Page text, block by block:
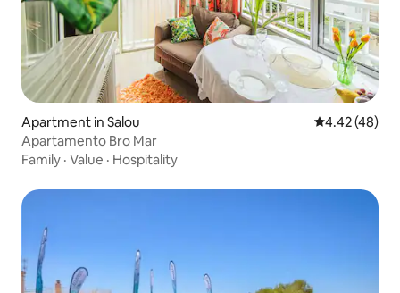
Apartment in Salou 4.42 out of 5
4.42 (48)
Apartamento Bro Mar
Family · Value · Hospitality